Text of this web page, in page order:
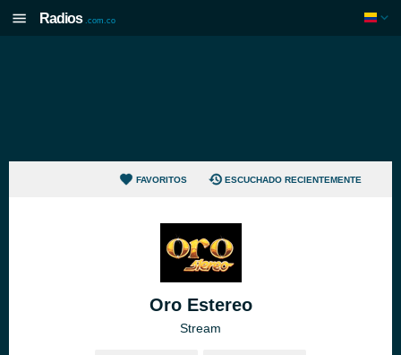
Radios .com.co
FAVORITOS ESCUCHADO RECIENTEMENTE
Oro Estereo
Stream